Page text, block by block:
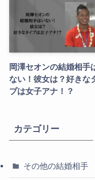
岡澤セオンの結婚相手
ない！彼女は？好きな
プは女子アナ！？
カテゴリー
その他の結婚相手